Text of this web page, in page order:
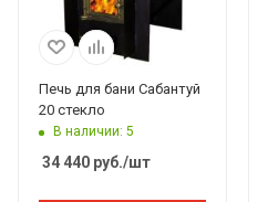
Печь для бани Сабантуй
20 стекло
В наличии: 5
34 440 руб./шт